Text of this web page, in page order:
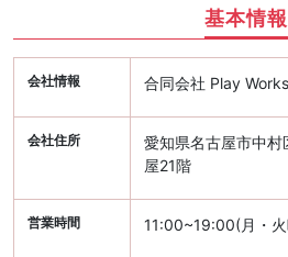
基本情報
会社情報 合同会社 Play Works
会社住所
愛知県名古屋市中
屋21階
営業時間 11:00~19:00(月・